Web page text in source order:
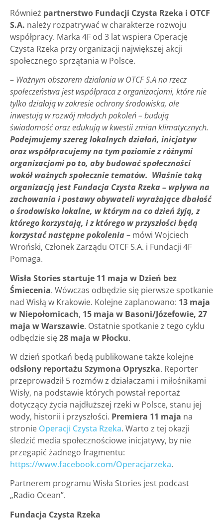
Również partnerstwo Fundacji Czysta Rzeka i OTCF
S.A. należy rozpatrywać w charakterze rozwoju
współpracy. Marka 4F od 3 lat wspiera Operację
Czysta Rzeka przy organizacji największej akcji
społecznego sprzątania w Polsce.
– Ważnym obszarem działania w OTCF S.A na rzecz
społeczeństwa jest współpraca z organizacjami, które nie
tylko działają w zakresie ochrony środowiska, ale
inwestują w rozwój młodych pokoleń – budują
świadomość oraz edukują w kwestii zmian klimatycznych.
Podejmujemy szereg lokalnych działań, inicjatyw
oraz współpracujemy na tym poziomie z różnymi
organizacjami po to, aby budować społeczności
wokół ważnych społecznie tematów. Właśnie taką
organizacją jest Fundacja Czysta Rzeka – wpływa na
zachowania i postawy obywateli wyrażające dbałość
o środowisko lokalne, w którym na co dzień żyją, z
którego korzystają, i z którego w przyszłości będą
korzystać następne pokolenia – mówi Wojciech
Wroński, Członek Zarządu OTCF S.A. i Fundacji 4F
Pomaga.
Wisła Stories startuje 11 maja w Dzień bez
Śmiecenia. Wówczas odbędzie się pierwsze spotkanie
nad Wisłą w Krakowie. Kolejne zaplanowano: 13 maja
w Niepołomicach, 15 maja w Basoni/Józefowie, 27
maja w Warszawie. Ostatnie spotkanie z tego cyklu
odbędzie się28 maja w Płocku.
W dzień spotkań będą publikowane także kolejne
odsłony reportażu Szymona Opryszka. Reporter
przeprowadził 5 rozmów z działaczami i miłośnikami
Wisły, na podstawie których powstał reportaż
dotyczący życia najdłuższej rzeki w Polsce, stanu jej
wody, historii i przyszłości. Premiera 11 maja na
stronie Operacji Czysta Rzeka. Warto z tej okazji
śledzić media społecznościowe inicjatywy, by nie
przegapić żadnego fragmentu:
https://www.facebook.com/Operacjarzeka.
Partnerem programu Wisła Stories jest podcast
„Radio Ocean”.
Fundacja Czysta Rzeka